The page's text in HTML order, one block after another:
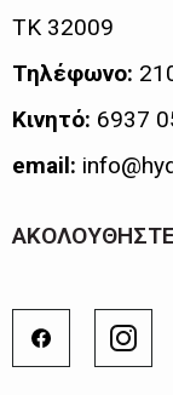
ΤΚ 32009
Τηλέφωνο:
Κινητό: 6937
email: